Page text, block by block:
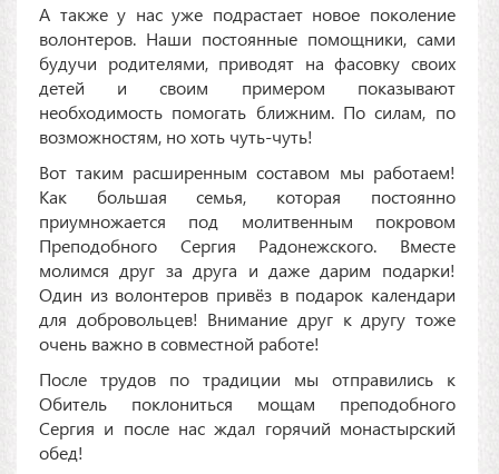
А также у нас уже подрастает новое поколение
волонтеров. Наши постоянные помощники, сами
будучи родителями, приводят на фасовку своих
детей и своим примером показывают
необходимость помогать ближним. По силам, по
возможностям, но хоть чуть-чуть!
Вот таким расширенным составом мы работаем!
Как большая семья, которая постоянно
приумножается под молитвенным покровом
Преподобного Сергия Радонежского. Вместе
молимся друг за друга и даже дарим подарки!
Один из волонтеров привёз в подарок календари
для добровольцев! Внимание друг к другу тоже
очень важно в совместной работе!
После трудов по традиции мы отправились к
Обитель поклониться мощам преподобного
Сергия и после нас ждал горячий монастырский
обед!